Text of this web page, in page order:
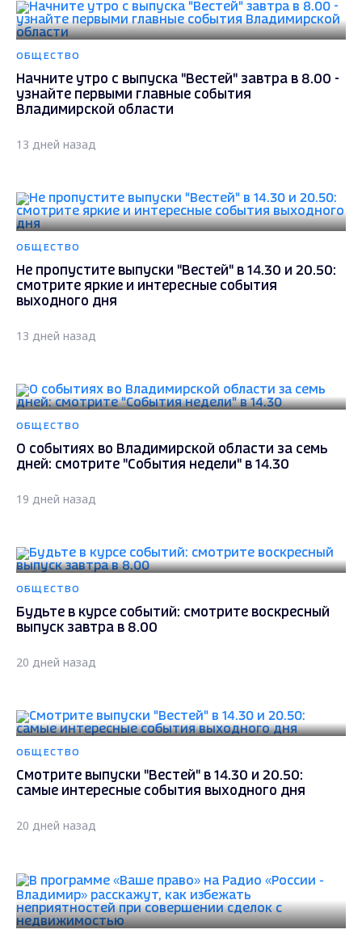
ОБЩЕСТВО
Начните утро с выпуска "Вестей" завтра в 8.00 -
узнайте первыми главные события
Владимирской области
13 дней назад
ОБЩЕСТВО
Не пропустите выпуски "Вестей" в 14.30 и 20.50:
смотрите яркие и интересные события
выходного дня
13 дней назад
ОБЩЕСТВО
О событиях во Владимирской области за семь
дней: смотрите "События недели" в 14.30
19 дней назад
ОБЩЕСТВО
Будьте в курсе событий: смотрите воскресный
выпуск завтра в 8.00
20 дней назад
ОБЩЕСТВО
Смотрите выпуски "Вестей" в 14.30 и 20.50:
самые интересные события выходного дня
20 дней назад